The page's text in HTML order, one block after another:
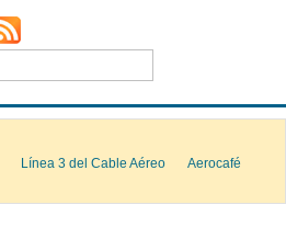
Línea 3 del Cable Aéreo
Aerocafé